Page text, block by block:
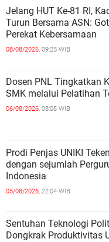
Jelang HUT Ke-81 RI,
Turun Bersama ASN:
Perekat Kebersamaan
08/08/2026, 09:25 WIB
Dosen PNL Tingkatkan
SMK melalui Pelatihan
06/08/2026, 08:08 WIB
Prodi Penjas UNIKI
dengan sejumlah
Indonesia
05/08/2026, 22:04 WIB
Sentuhan Teknologi
Dongkrak Produktivitas